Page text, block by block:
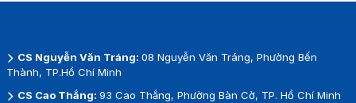
CS Nguyễn Văn Tráng: 08 Nguyễn Văn Tráng, Phường Bến
Thành, TP.Hồ Chí Minh
CS Cao Thắng: 93 Cao Thắng, Phường Bàn Cờ, TP. Hồ Chí Minh